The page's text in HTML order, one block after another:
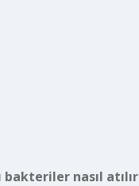
nasıl atılır